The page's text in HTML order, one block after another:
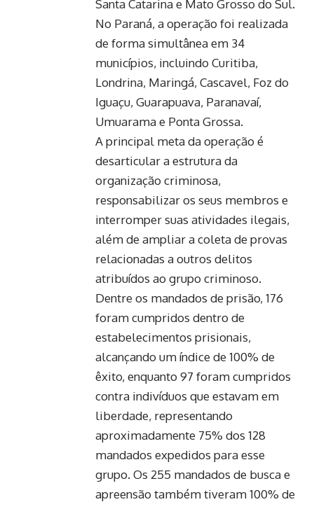
Santa Catarina e Mato Grosso do Sul.
No Paraná, a operação foi realizada
de forma simultânea em 34
municípios, incluindo Curitiba,
Londrina, Maringá, Cascavel, Foz do
Iguaçu, Guarapuava, Paranavaí,
Umuarama e Ponta Grossa.
A principal meta da operação é
desarticular a estrutura da
organização criminosa,
responsabilizar os seus membros e
interromper suas atividades ilegais,
além de ampliar a coleta de provas
relacionadas a outros delitos
atribuídos ao grupo criminoso.
Dentre os mandados de prisão, 176
foram cumpridos dentro de
estabelecimentos prisionais,
alcançando um índice de 100% de
êxito, enquanto 97 foram cumpridos
contra indivíduos que estavam em
liberdade, representando
aproximadamente 75% dos 128
mandados expedidos para esse
grupo. Os 255 mandados de busca e
apreensão também tiveram 100% de